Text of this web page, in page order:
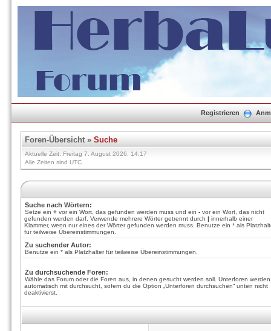
Registrieren
Foren-Übersicht» Suche
Aktuelle Zeit: Freitag 7. August 2026, 14:17
Alle Zeiten sind UTC
Suche nach Wörtern:
Setze ein + vor ein Wort, das gefunden werden muss und ein - vor ein Wort, das nicht
gefunden werden darf. Verwende mehrere Wörter getrennt durch | innerhalb einer
Klammer, wenn nur eines der Wörter gefunden werden muss. Benutze ein * als
für teilweise Übereinstimmungen.
Zu suchender Autor:
Benutze ein * als Platzhalter für teilweise Übereinstimmungen.
Zu durchsuchende Foren:
Wähle das Forum oder die Foren aus, in denen gesucht werden soll. Unterforen werden
automatisch mit durchsucht, sofern du die Option „Unterforen durchsuchen“ unten nicht
deaktivierst.